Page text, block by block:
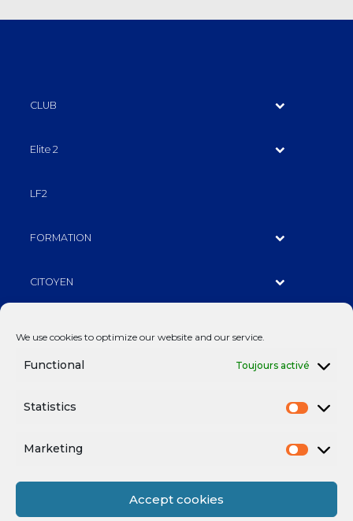
We use cookies to optimize our website and our service.
Functional Toujours activé
Statistics
Marketing
Accept cookies
CLUB
Elite 2
LF2
FORMATION
CITOYEN
BILLETTERIE
Fan Expérience
Contactez-nous